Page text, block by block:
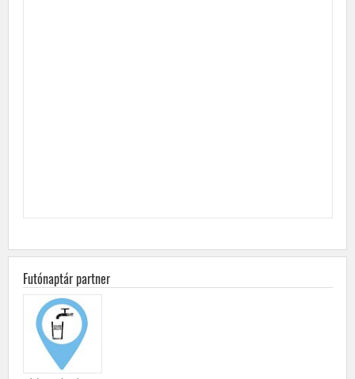
Futónaptár partner